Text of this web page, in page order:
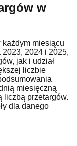
w
każdym miesiącu
2023, 2024 i 2025,
jak i udział
liczbie
miesięczną
liczbą przetargów.
dla danego